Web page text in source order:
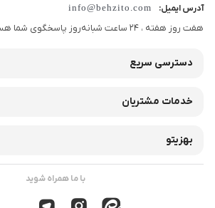
آدرس ایمیل: info@behzito.com
هفت روز هفته ، 24 ساعت شبانه‌روز پاسخگوی شما هستیم.
دسترسی سریع
خدمات مشتریان
بهزیتو
با ما همراه شوید